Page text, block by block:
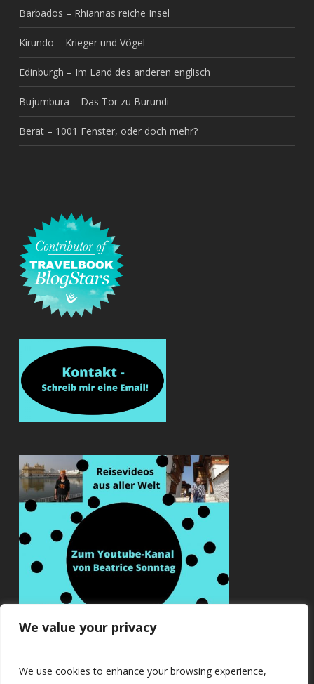
We value your privacy
We use cookies to enhance your browsing experience,
Barbados – Rhiannas reiche Insel
Kirundo – Krieger und Vögel
Edinburgh – Im Land des anderen englisch
Bujumbura – Das Tor zu Burundi
Berat – 1001 Fenster, oder doch mehr?